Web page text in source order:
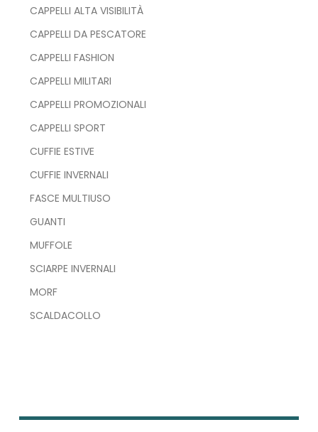
CAPPELLI ALTA VISIBILITÀ
CAPPELLI DA PESCATORE
CAPPELLI FASHION
CAPPELLI MILITARI
CAPPELLI PROMOZIONALI
CAPPELLI SPORT
CUFFIE ESTIVE
CUFFIE INVERNALI
FASCE MULTIUSO
GUANTI
MUFFOLE
SCIARPE INVERNALI
MORF
SCALDACOLLO